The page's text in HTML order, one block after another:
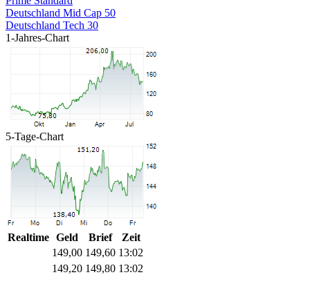
Deutschland Mid Cap 50
Deutschland Tech 30
1-Jahres-Chart
5-Tage-Chart
Realtime Geld Brief
Zeit
149,00 149,60 13:02
149,20 149,80 13:02